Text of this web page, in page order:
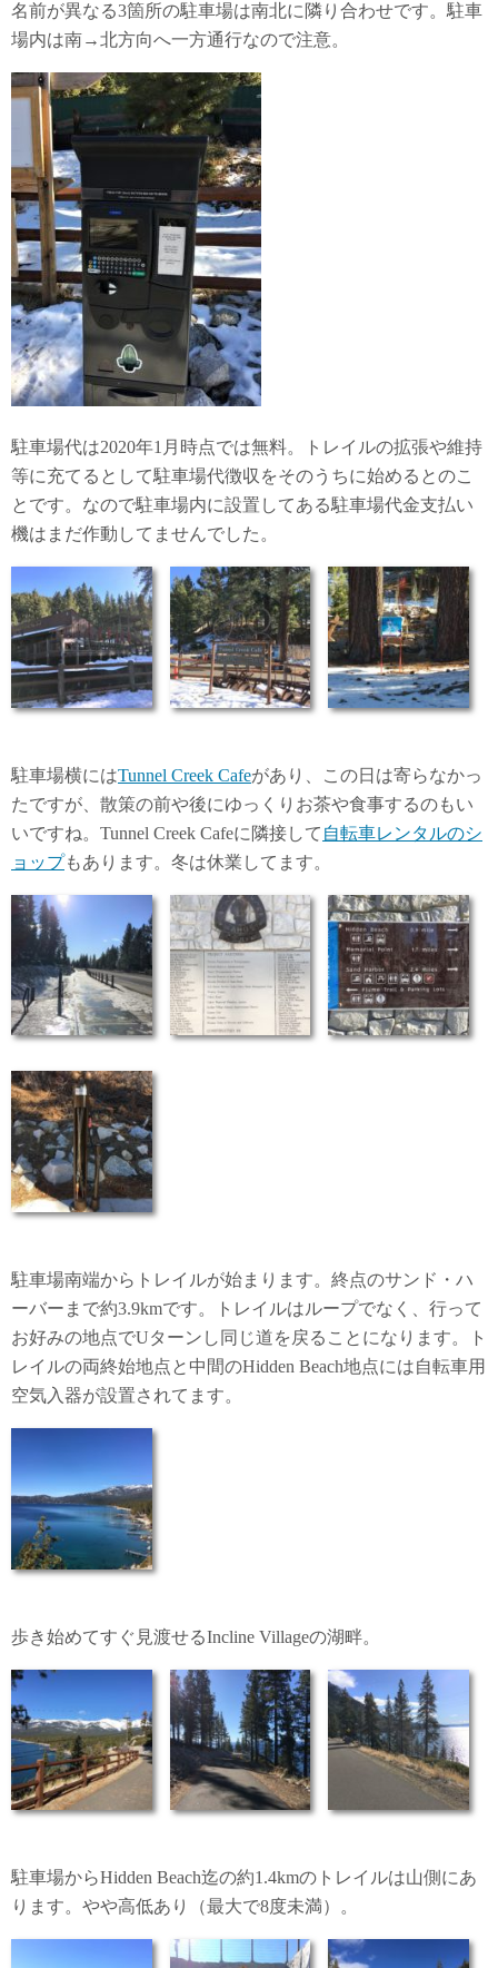
名前が異なる3箇所の駐車場は南北に隣り合わせです。駐車
場内は南→北方向へ一方通行なので注意。
駐車場代は2020年1月時点では無料。トレイルの拡張や維持
等に充てるとして駐車場代徴収をそのうちに始めるとのこ
とです。なので駐車場内に設置してある駐車場代金支払い
機はまだ作動してませんでした。
駐車場横にはTunnel Creek Cafeがあり、この日は寄らなかっ
たですが、散策の前や後にゆっくりお茶や食事するのもい
いですね。Tunnel Creek Cafeに隣接して 自転車レンタルのシ
ョップもあります。冬は休業してます。
駐車場南端からトレイルが始まります。終点のサンド・ハ
ーバーまで約3.9kmです。トレイルはループでなく、行って
お好みの地点でUターンし同じ道を戻ることになります。ト
レイルの両終始地点と中間のHidden Beach地点には自転車用
空気入器が設置されてます。
歩き始めてすぐ見渡せるIncline Villageの湖畔。
駐車場からHidden Beach迄の約1.4kmのトレイルは山側にあ
ります。やや高低あり（最大で8度未満）。